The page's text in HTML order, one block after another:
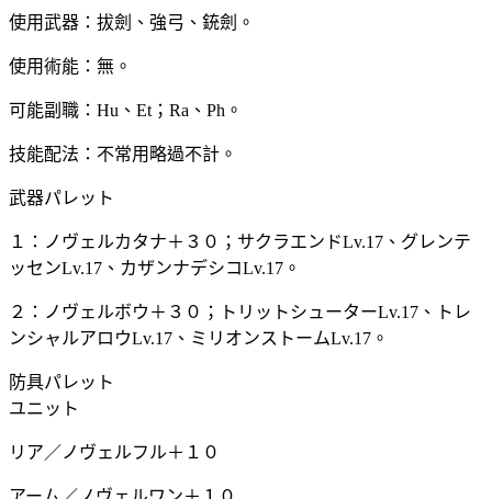
使用武器：拔劍、強弓、銃劍。
使用術能：無。
可能副職：Hu、Et；Ra、Ph。
技能配法：不常用略過不計。
武器パレット
１：ノヴェルカタナ＋３０；サクラエンドLv.17、グレンテ
ッセンLv.17、カザンナデシコLv.17。
２：ノヴェルボウ＋３０；トリットシューターLv.17、トレ
ンシャルアロウLv.17、ミリオンストームLv.17。
防具パレット
ユニット
リア／ノヴェルフル＋１０